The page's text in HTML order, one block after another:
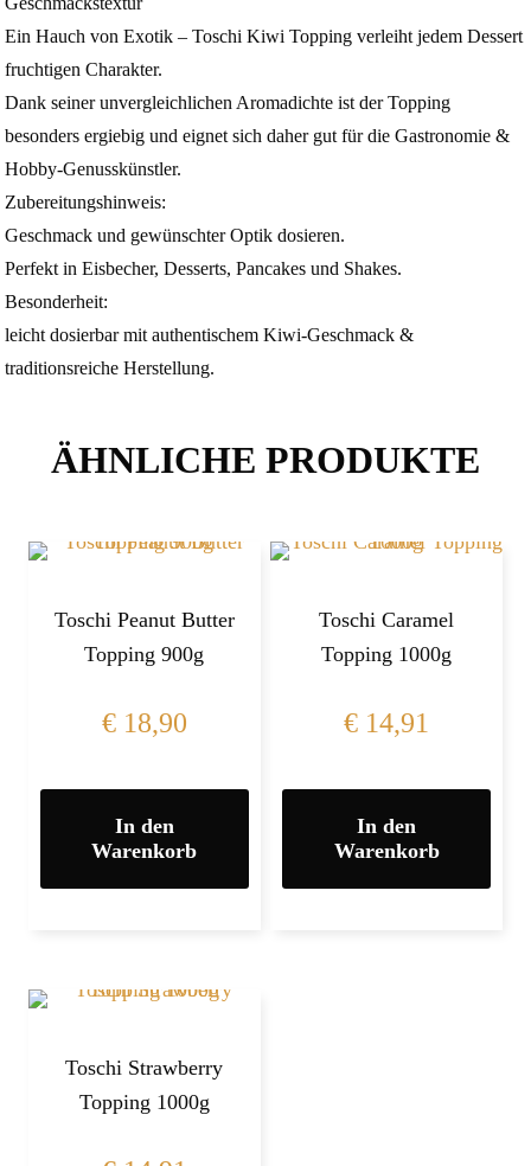
Ein Hauch von Exotik – Toschi Kiwi Topping verleiht jedem Dessert
fruchtigen Charakter.
Dank seiner unvergleichlichen Aromadichte ist der Topping
besonders ergiebig und eignet sich daher gut für die Gastronomie &
Hobby-Genusskünstler.
Zubereitungshinweis:
Geschmack und gewünschter Optik dosieren.
Perfekt in Eisbecher, Desserts, Pancakes und Shakes.
Besonderheit:
leicht dosierbar mit authentischem Kiwi-Geschmack &
traditionsreiche Herstellung.
ÄHNLICHE PRODUKTE
Toschi Peanut Butter
Topping 900g
€18,90
In den
Warenkorb
Toschi Caramel
Topping 1000g
€ 14,91
In den
Warenkorb
Toschi Strawberry
Topping 1000g